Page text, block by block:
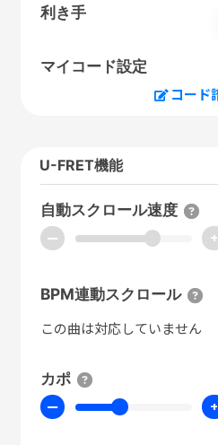
利き手
マイコード設定
コード
U-FRET機能
自動スクロール速度
ー +
BPM連動スクロール
この曲は対応していません
カポ
ー +